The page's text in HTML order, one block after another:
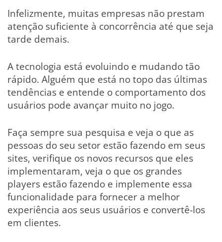
Infelizmente, muitas empresas não prestam
atenção suficiente à concorrência até que seja
tarde demais.
A tecnologia está evoluindo e mudando tão
rápido. Alguém que está no topo das últimas
tendências e entende o comportamento dos
usuários pode avançar muito no jogo.
Faça sempre sua pesquisa e veja o que as
pessoas do seu setor estão fazendo em seus
sites, verifique os novos recursos que eles
implementaram, veja o que os grandes
players estão fazendo e implemente essa
funcionalidade para fornecer a melhor
experiência aos seus usuários e convertê-los
em clientes.